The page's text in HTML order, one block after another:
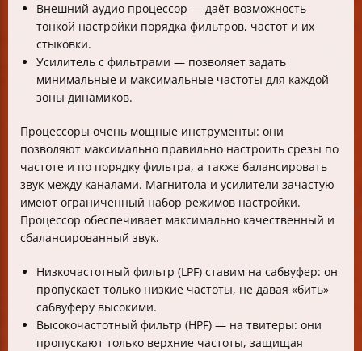
Внешний аудио процессор — даёт возможность
тонкой настройки порядка фильтров, частот и их
стыковки.
Усилитель с фильтрами — позволяет задать
минимальные и максимальные частоты для каждой
зоны динамиков.
Процессоры очень мощные инструменты: они
позволяют максимально правильно настроить срезы по
частоте и по порядку фильтра, а также балансировать
звук между каналами. Магнитола и усилители зачастую
имеют ограниченный набор режимов настройки.
Процессор обеспечивает максимально качественный и
сбалансированный звук.
Низкочастотный фильтр (LPF) ставим на сабвуфер: он
пропускает только низкие частоты, не давая «бить»
сабвуферу высокими.
Высокочастотный фильтр (HPF) — на твитеры: они
пропускают только верхние частоты, защищая